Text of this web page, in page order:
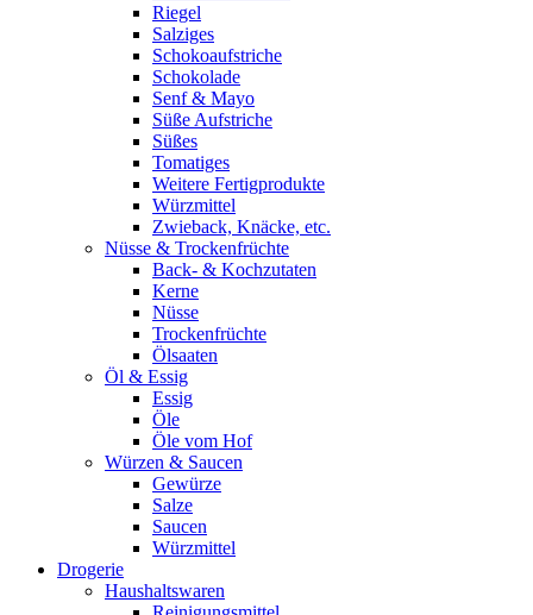
Riegel
Salziges
Schokoaufstriche
Schokolade
Senf & Mayo
Süße Aufstriche
Süßes
Tomatiges
Weitere Fertigprodukte
Würzmittel
Zwieback, Knäcke, etc.
Nüsse & Trockenfrüchte
Back- & Kochzutaten
Kerne
Nüsse
Trockenfrüchte
Ölsaaten
Öl & Essig
Essig
Öle
Öle vom Hof
Würzen & Saucen
Gewürze
Salze
Saucen
Würzmittel
Drogerie
Haushaltswaren